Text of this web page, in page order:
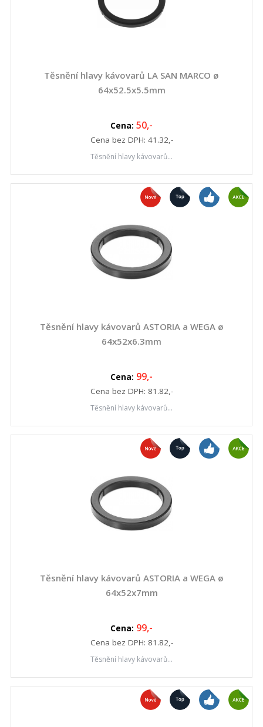
Těsnění hlavy kávovarů LA SAN MARCO ø
64x52.5x5.5mm
Cena: 50,-
Cena bez DPH: 41.32,-
Těsnění hlavy kávovarů...
Těsnění hlavy kávovarů ASTORIA a WEGA ø
64x52x6.3mm
Cena: 99,-
Cena bez DPH: 81.82,-
Těsnění hlavy kávovarů...
Těsnění hlavy kávovarů ASTORIA a WEGA ø
64x52x7mm
Cena: 99,-
Cena bez DPH: 81.82,-
Těsnění hlavy kávovarů...